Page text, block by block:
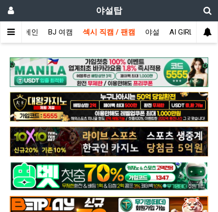
야설탑
메인 BJ 여캠 섹시 직캠 / 팬캠 야설 AI GIRL